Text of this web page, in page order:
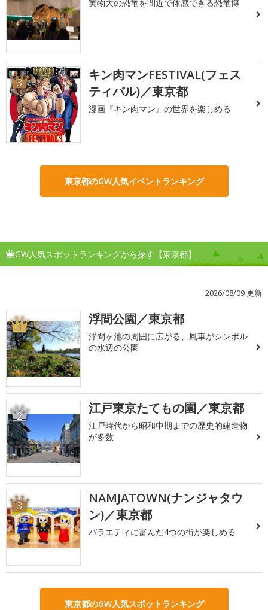
実物大の恐竜を間近で体感できる恐竜博
3
キン肉マンFESTIVAL(フェス
ティバル)／東京都
漫画『キン肉マン』の世界を楽しめる
東京都のGW人気イベントランキング
GW人気スポットランキングから探す【東京都】
2026/08/09 更新
1 浮間公園／東京都
浮間ヶ池の周囲に広がる、風車がシンボル
の水辺の公園
2 江戸東京たてもの園／東京都
江戸時代から昭和中期までの歴史的建造物
が多数
3
NAMJATOWN(ナンジャタウ
ン)／東京都
バラエティに富んだ4つの街が楽しめる
東京都のGW人気スポットランキング